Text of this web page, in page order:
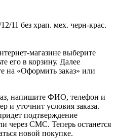
11 без храп. мех. черн-крас.
магазине выберите
его в корзину. Далее
на «Оформить заказ» или
напишите ФИО, телефон и
и уточнит условия заказа.
подтверждение
через СМС. Теперь останется
новой покупке.